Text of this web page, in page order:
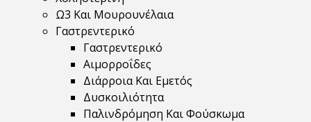
Ω3 Και Μουρουνέλαια
Γαστρεντερικό
Γαστρεντερικό
Αιμορροΐδες
Διάρροια Και Εμετός
Δυσκοιλιότητα
Παλινδρόμηση Και Φούσκωμα